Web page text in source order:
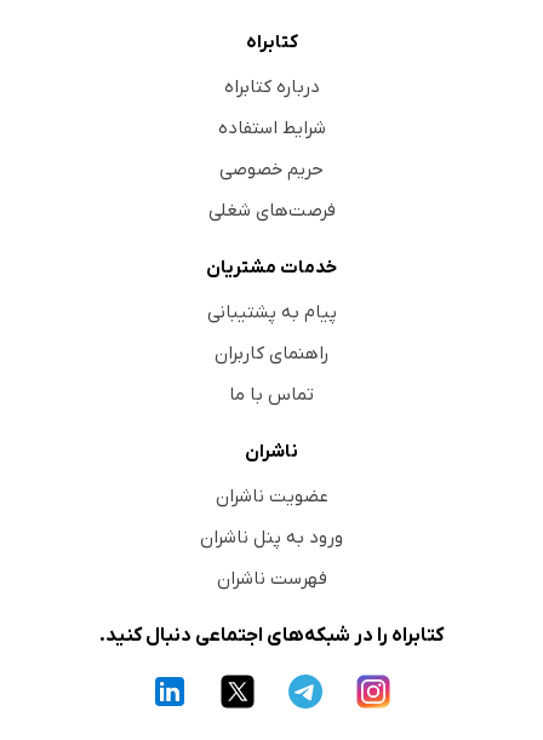
کتابراه
درباره کتابراه
شرایط استفاده
حریم خصوصی
فرصت‌های شغلی
خدمات مشتریان
پیام به پشتیبانی
راهنمای کاربران
تماس با ما
ناشران
عضویت ناشران
ورود به پنل ناشران
فهرست ناشران
کتابراه را در شبکه‌های اجتماعی دنبال کنید.